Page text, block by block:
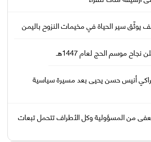
سير الحياة في مخيمات النزوح باليمن
موسم الحج لعام 1447هـ
أنيس حسن يحيى بعد مسيرة سياسية
من المسؤولية وكل الأطراف تتحمل تبعات